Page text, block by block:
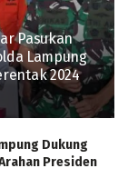
Pasukan
Lampung
2024
Dukung
Presiden